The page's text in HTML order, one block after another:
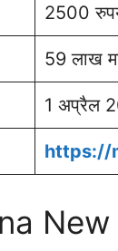
2500
59 लाख
1 अप्रैल
https://